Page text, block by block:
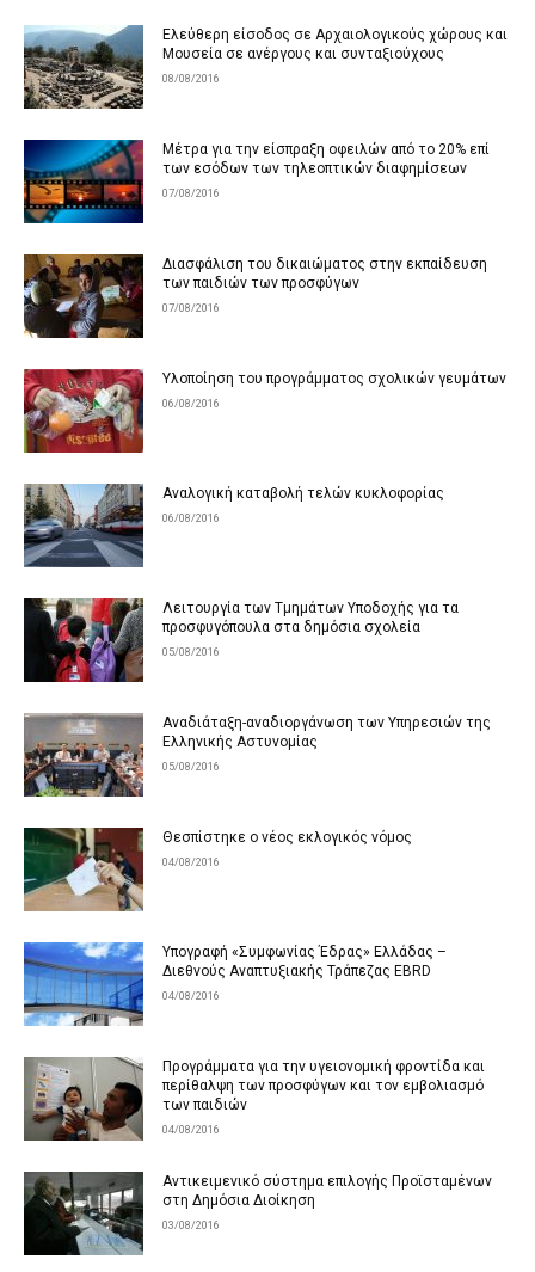
Ελεύθερη είσοδος σε Αρχαιολογικούς χώρους και
Μουσεία σε ανέργους και συνταξιούχους
08/08/2016
Μέτρα για την είσπραξη οφειλών από το 20% επί
των εσόδων των τηλεοπτικών διαφημίσεων
07/08/2016
Διασφάλιση του δικαιώματος στην εκπαίδευση
των παιδιών των προσφύγων
07/08/2016
Υλοποίηση του προγράμματος σχολικών γευμάτων
06/08/2016
Αναλογική καταβολή τελών κυκλοφορίας
06/08/2016
Λειτουργία των Τμημάτων Υποδοχής για τα
προσφυγόπουλα στα δημόσια σχολεία
05/08/2016
Aναδιάταξη-αναδιοργάνωση των Υπηρεσιών της
Ελληνικής Αστυνομίας
05/08/2016
Θεσπίστηκε ο νέος εκλογικός νόμος
04/08/2016
Υπογραφή «Συμφωνίας Έδρας» Ελλάδας –
Διεθνούς Αναπτυξιακής Τράπεζας EBRD
04/08/2016
Προγράμματα για την υγειονομική φροντίδα και
περίθαλψη των προσφύγων και τον εμβολιασμό
των παιδιών
04/08/2016
Αντικειμενικό σύστημα επιλογής Προϊσταμένων
στη Δημόσια Διοίκηση
03/08/2016